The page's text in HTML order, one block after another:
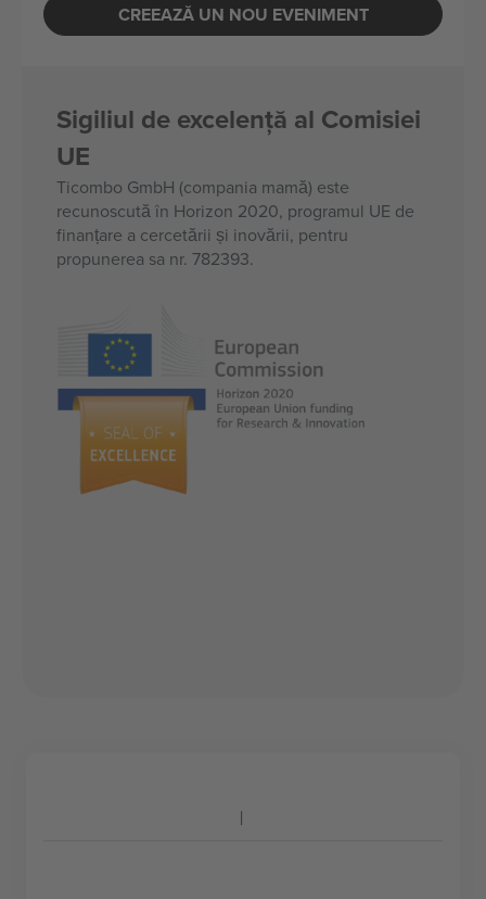
CREEAZĂ UN NOU EVENIMENT
Sigiliul de excelență al Comisiei
UE
Ticombo GmbH (compania mamă) este
recunoscută în Horizon 2020, programul UE de
finanțare a cercetării și inovării, pentru
propunerea sa nr. 782393.